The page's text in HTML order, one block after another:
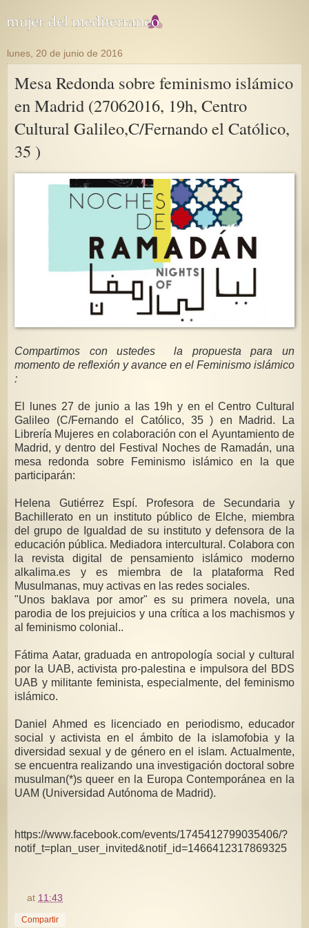
lunes, 20 de junio de 2016
Mesa Redonda sobre feminismo islámico
en Madrid (27062016, 19h, Centro
Cultural Galileo,C/Fernando el Católico,
35 )
Compartimos con ustedes la propuesta para un
momento de reflexión y avance en el Feminismo islámico
:
El lunes 27 de junio a las 19h y en el Centro Cultural
Galileo (C/Fernando el Católico, 35 ) en Madrid. La
Librería Mujeres en colaboración con el Ayuntamiento de
Madrid, y dentro del Festival Noches de Ramadán, una
mesa redonda sobre Feminismo islámico en la que
participarán:
Helena Gutiérrez Espí. Profesora de Secundaria y
Bachillerato en un instituto público de Elche, miembra
del grupo de Igualdad de su instituto y defensora de la
educación pública. Mediadora intercultural. Colabora con
la revista digital de pensamiento islámico moderno
alkalima.es y es miembra de la plataforma Red
Musulmanas, muy activas en las redes sociales.
"Unos baklava por amor" es su primera novela, una
parodia de los prejuicios y una crítica a los machismos y
al feminismo colonial..
Fátima Aatar, graduada en antropología social y cultural
por la UAB, activista pro-palestina e impulsora del BDS
UAB y militante feminista, especialmente, del feminismo
islámico.
Daniel Ahmed es licenciado en periodismo, educador
social y activista en el ámbito de la islamofobia y la
diversidad sexual y de género en el islam. Actualmente,
se encuentra realizando una investigación doctoral sobre
musulman(*)s queer en la Europa Contemporánea en la
UAM (Universidad Autónoma de Madrid).
https://www.facebook.com/events/1745412799035406/?
notif_t=plan_user_invited&notif_id=1466412317869325
at 11:43
Compartir